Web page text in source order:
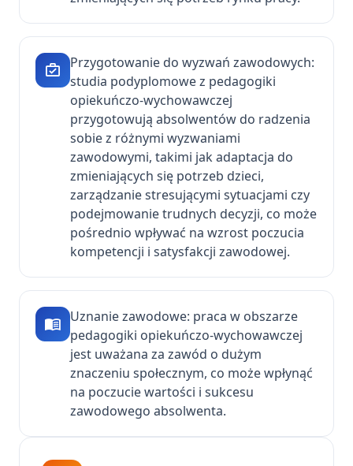
Przygotowanie do wyzwań zawodowych:
studia podyplomowe z pedagogiki
opiekuńczo-wychowawczej
przygotowują absolwentów do radzenia
sobie z różnymi wyzwaniami
zawodowymi, takimi jak adaptacja do
zmieniających się potrzeb dzieci,
zarządzanie stresującymi sytuacjami czy
podejmowanie trudnych decyzji, co może
pośrednio wpływać na wzrost poczucia
kompetencji i satysfakcji zawodowej.
Uznanie zawodowe: praca w obszarze
pedagogiki opiekuńczo-wychowawczej
jest uważana za zawód o dużym
znaczeniu społecznym, co może wpłynąć
na poczucie wartości i sukcesu
zawodowego absolwenta.